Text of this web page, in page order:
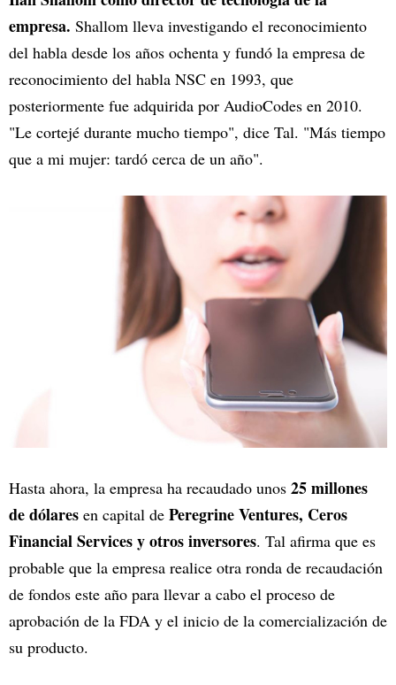
empresa. Shallom lleva investigando el reconocimiento
del habla desde los años ochenta y fundó la empresa de
reconocimiento del habla NSC en 1993, que
posteriormente fue adquirida por AudioCodes en 2010.
"Le cortejé durante mucho tiempo", dice Tal. "Más tiempo
que a mi mujer: tardó cerca de un año".
Hasta ahora, la empresa ha recaudado unos 25 millones
de dólares en capital de Peregrine Ventures, Ceros
Financial Services y otros inversores. Tal afirma que es
probable que la empresa realice otra ronda de recaudación
de fondos este año para llevar a cabo el proceso de
aprobación de la FDA y el inicio de la comercialización de
su producto.